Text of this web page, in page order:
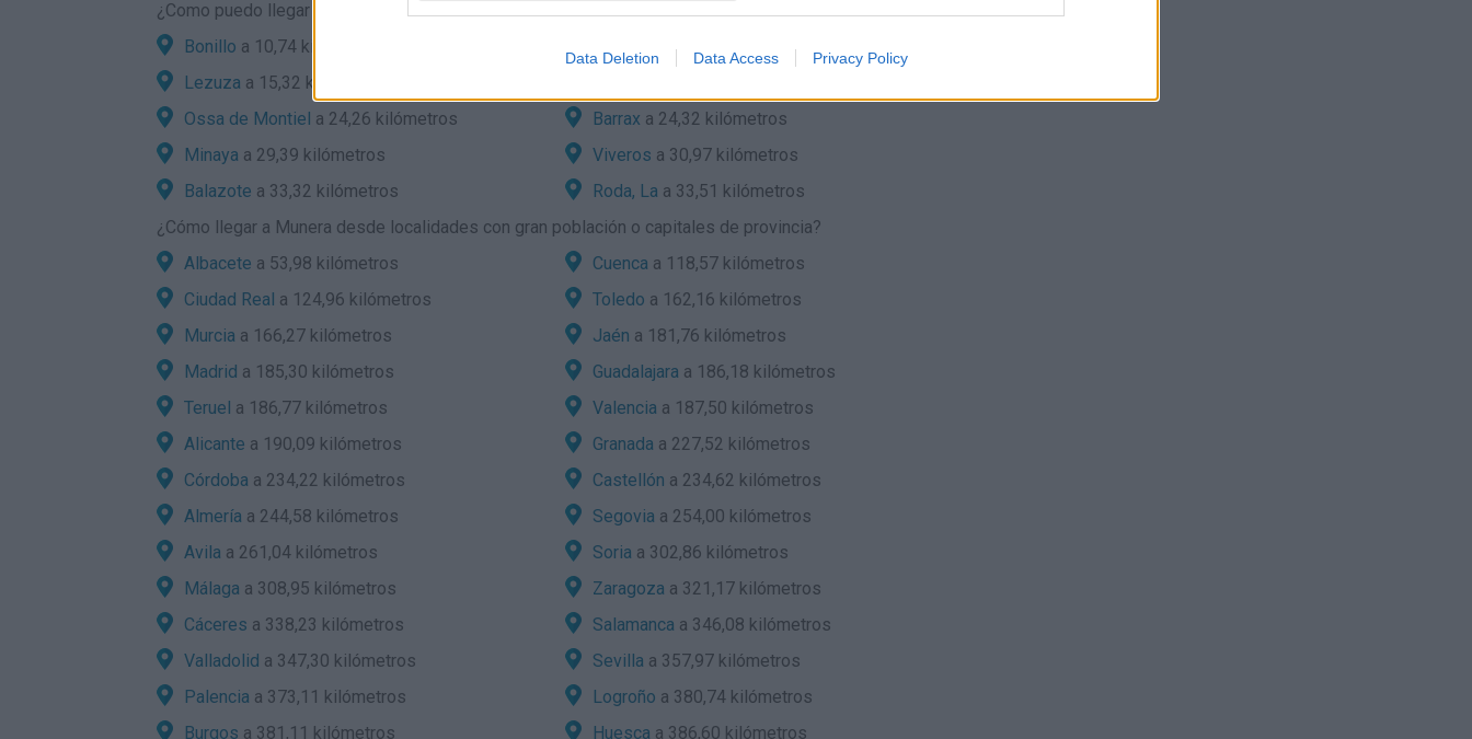
Data Deletion Data Access Privacy Policy
¿Como puedo llegar en coche a Munera desde localidades cercanas?
Bonillo a 10,74 kilómetros
a 11,07 kilómetros
Lezuza a 15,32 kilómetros
Ossa de Montiel a 24,26 kilómetros Barrax a 24,32 kilómetros
Minaya a 29,39 kilómetros Viveros a 30,97 kilómetros
Balazote a 33,32 kilómetros Roda, La a 33,51 kilómetros
¿ Cómo llegar a Munera desde localidades con gran población o capitales de provincia?
Albacete a 53,98 kilómetros Cuenca a 118,57 kilómetros
Ciudad Real a 124,96 kilómetros Toledo a 162,16 kilómetros
Murcia a 166,27 kilómetros Jaén a 181,76 kilómetros
Madrid a 185,30 kilómetros Guadalajara a 186,18 kilómetros
Teruel a 186,77 kilómetros Valencia a 187,50 kilómetros
Alicante a 190,09 kilómetros Granada a 227,52 kilómetros
Córdoba a 234,22 kilómetros Castellón a 234,62 kilómetros
Almería a 244,58 kilómetros Segovia a 254,00 kilómetros
Avila a 261,04 kilómetros Soria a 302,86 kilómetros
Málaga a 308,95 kilómetros Zaragoza a 321,17 kilómetros
Cáceres a 338,23 kilómetros Salamanca a 346,08 kilómetros
Valladolid a 347,30 kilómetros Sevilla a 357,97 kilómetros
Palencia a 373,11 kilómetros Logroño a 380,74 kilómetros
Burgos a 381,11 kilómetros Huesca a 386,60 kilómetros